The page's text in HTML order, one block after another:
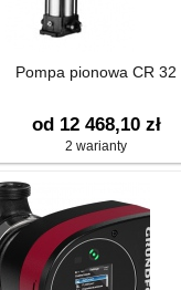
Pompa pionowa CR 32
od 12 468,10 zł
2 warianty